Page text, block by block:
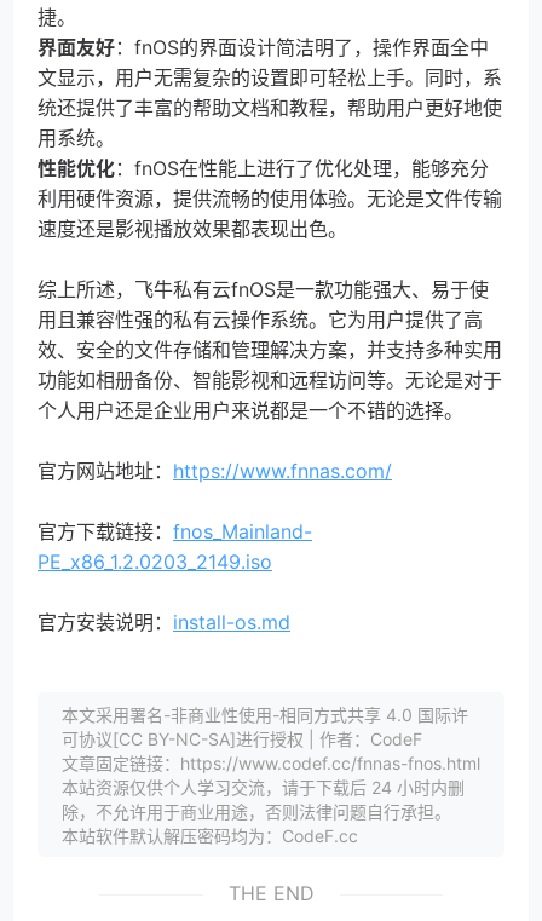
捷。
界面友好：fnOS的界面设计简洁明了，操作界面全中
文显示，用户无需复杂的设置即可轻松上手。同时，系
统还提供了丰富的帮助文档和教程，帮助用户更好地使
用系统。
性能优化：fnOS在性能上进行了优化处理，能够充分
利用硬件资源，提供流畅的使用体验。无论是文件传输
速度还是影视播放效果都表现出色。
综上所述，飞牛私有云fnOS是一款功能强大、易于使
用且兼容性强的私有云操作系统。它为用户提供了高
效、安全的文件存储和管理解决方案，并支持多种实用
功能如相册备份、智能影视和远程访问等。无论是对于
个人用户还是企业用户来说都是一个不错的选择。
官方网站地址： https://www.fnnas.com/
官方下载链接： fnos_Mainland-
PE_x86_1.2.0203_2149.iso
官方安装说明： install-os.md
本文采用署名-非商业性使用-相同方式共享 4.0 国际许
可协议[CC BY-NC-SA]进行授权 | 作者：CodeF
文章固定链接：https://www.codef.cc/fnnas-fnos.html
本站资源仅供个人学习交流，请于下载后 24 小时内删
除，不允许用于商业用途，否则法律问题自行承担。
本站软件默认解压密码均为：CodeF.cc
THE END